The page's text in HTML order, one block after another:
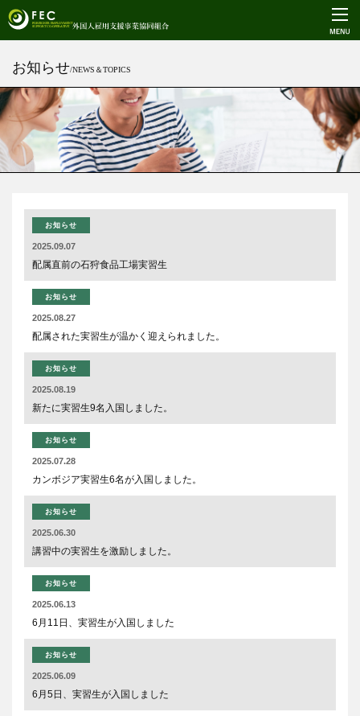
お知らせ/NEWS＆TOPICS
お知らせ
2025.09.07
配属直前の石狩食品工場実習生
お知らせ
2025.08.27
配属された実習生が温かく迎えられました。
お知らせ
2025.08.19
新たに実習生9名入国しました。
お知らせ
2025.07.28
カンボジア実習生6名が入国しました。
お知らせ
2025.06.30
講習中の実習生を激励しました。
お知らせ
2025.06.13
6月11日、実習生が入国しました
お知らせ
2025.06.09
6月5日、実習生が入国しました